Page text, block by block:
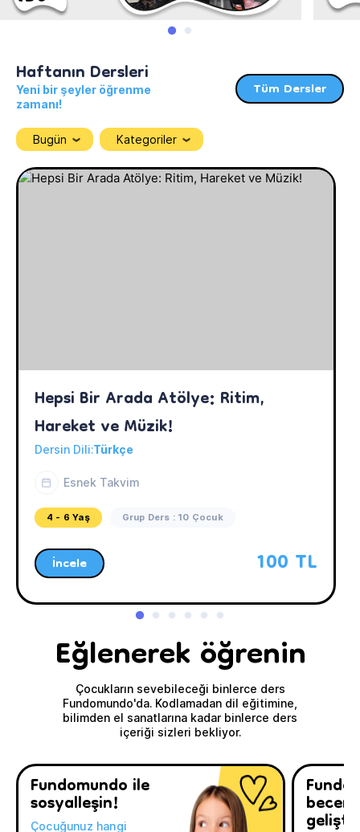
Haftanın Dersleri
Yeni bir şeyler öğrenme
zamanı!
Tüm Dersler
Bugün Kategoriler
Hepsi Bir Arada Atölye: Ritim,
Hareket ve Müzik!
Dersin Dili:Türkçe
Esnek Takvim
4 - 6 Yaş Grup Ders : 10 Çocuk
İncele 100 TL
Eğlenerek öğrenin
Çocukların sevebileceği binlerce ders
Fundomundo'da. Kodlamadan dil eğitimine,
bilimden el sanatlarına kadar binlerce ders
içeriği sizleri bekliyor.
Fundomundo ile
sosyalleşin!
Çocuğunuz hangi